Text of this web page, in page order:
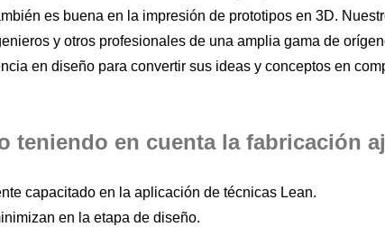
es buena en la impresión de prototipos en 3D.
y otros profesionales de una amplia gama de
en diseño para convertir sus ideas y conceptos en
teniendo en cuenta la fabricación
capacitado en la aplicación de técnicas Lean.
en la etapa de diseño.